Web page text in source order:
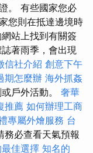
。 有些國家您必
您則在抵達邊境時
站上找到有關簽
著雨季，會出現
信社介紹 創意下午
期怎麼辦 海外抓姦
戶外活動。 奢華
推薦 如何辦理工商
專屬外燴服務 台
務必查看天氣預報
佳選擇 知名的